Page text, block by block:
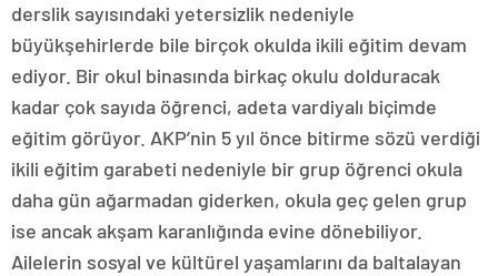
derslik sayısındaki yetersizlik nedeniyle
büyükşehirlerde bile birçok okulda ikili eğitim devam
ediyor. Bir okul binasında birkaç okulu dolduracak
kadar çok sayıda öğrenci, adeta vardiyalı biçimde
eğitim görüyor. AKP’nin 5 yıl önce bitirme sözü verdiği
ikili eğitim garabeti nedeniyle bir grup öğrenci okula
daha gün ağarmadan giderken, okula geç gelen grup
ise ancak akşam karanlığında evine dönebiliyor.
Ailelerin sosyal ve kültürel yaşamlarını da baltalayan